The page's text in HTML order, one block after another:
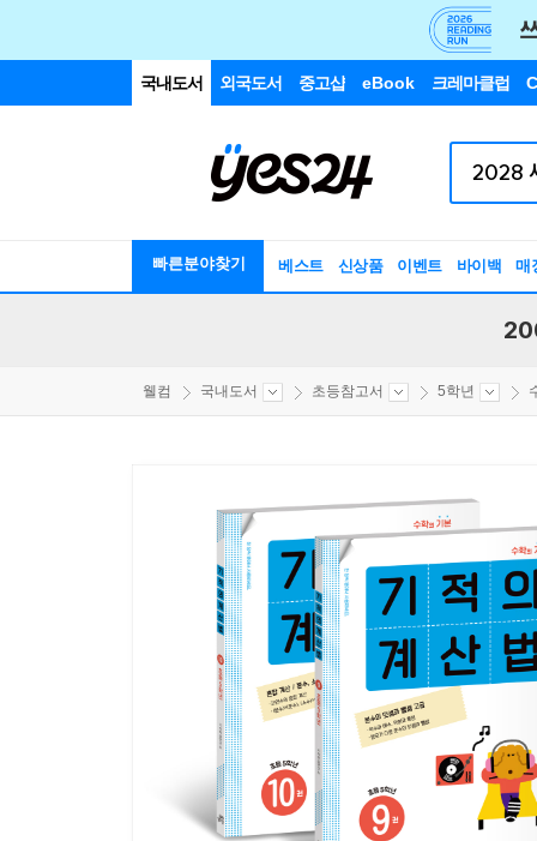
국내도서 외국도서 중고샵 eBook 크레마클럽
빠른분야찾기 베스트 신상품 이벤트 바이백 매
웰컴 국내도서 초등참고서 5학년